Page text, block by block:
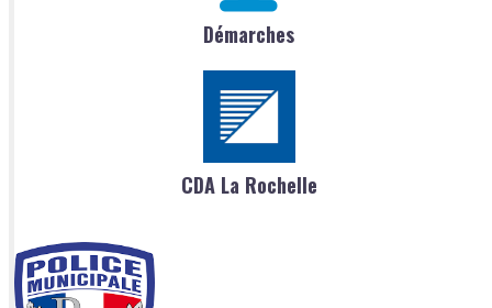
Démarches
CDA La Rochelle